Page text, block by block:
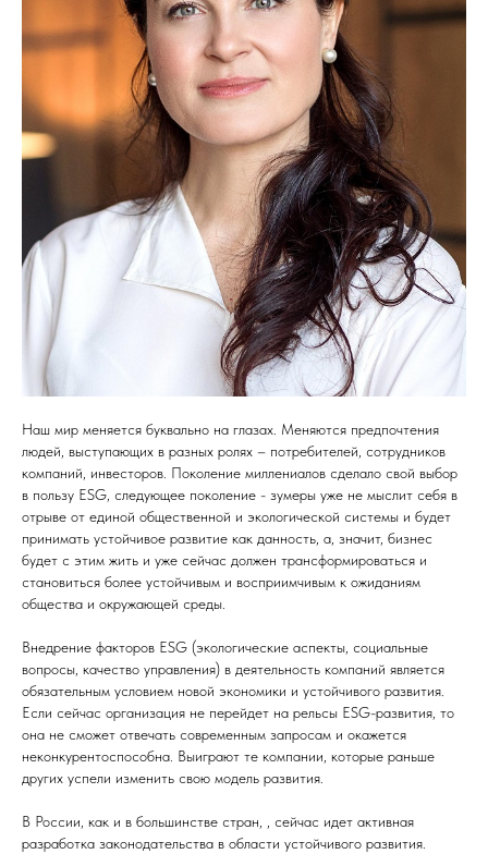
Наш мир меняется буквально на глазах. Меняются предпочтения
людей, выступающих в разных ролях – потребителей, сотрудников
компаний, инвесторов. Поколение миллениалов сделало свой выбор
в пользу ESG, следующее поколение - зумеры уже не мыслит себя в
отрыве от единой общественной и экологической системы и будет
принимать устойчивое развитие как данность, а, значит, бизнес
будет с этим жить и уже сейчас должен трансформироваться и
становиться более устойчивым и восприимчивым к ожиданиям
общества и окружающей среды.
Внедрение факторов ESG (экологические аспекты, социальные
вопросы, качество управления) в деятельность компаний является
обязательным условием новой экономики и устойчивого развития.
Если сейчас организация не перейдет на рельсы ESG-развития, то
она не сможет отвечать современным запросам и окажется
неконкурентоспособна. Выиграют те компании, которые раньше
других успели изменить свою модель развития.
В России, как и в большинстве стран, , сейчас идет активная
разработка законодательства в области устойчивого развития.